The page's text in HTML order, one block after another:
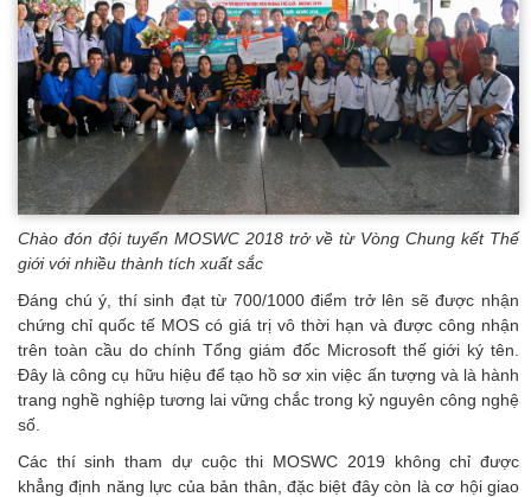
Chào đón đội tuyển MOSWC 2018 trở về từ Vòng Chung kết Thế
giới với nhiều thành tích xuất sắc
Đáng chú ý, thí sinh đạt từ 700/1000 điểm trở lên sẽ được nhận
chứng chỉ quốc tế MOS có giá trị vô thời hạn và được công nhận
trên toàn cầu do chính Tổng giám đốc Microsoft thế giới ký tên.
Đây là công cụ hữu hiệu để tạo hồ sơ xin việc ấn tượng và là hành
trang nghề nghiệp tương lai vững chắc trong kỷ nguyên công nghệ
số.
Các thí sinh tham dự cuộc thi MOSWC 2019 không chỉ được
khẳng định năng lực của bản thân, đặc biệt đây còn là cơ hội giao